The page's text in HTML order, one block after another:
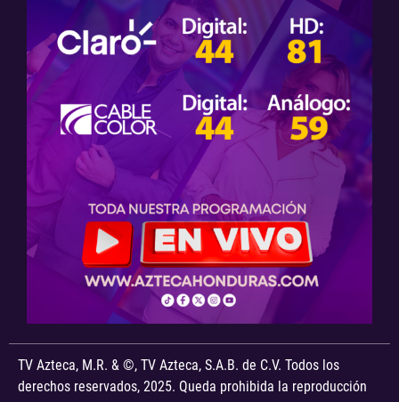
TV Azteca, M.R. & ©, TV Azteca, S.A.B. de C.V. Todos los
derechos reservados, 2025. Queda prohibida la reproducción